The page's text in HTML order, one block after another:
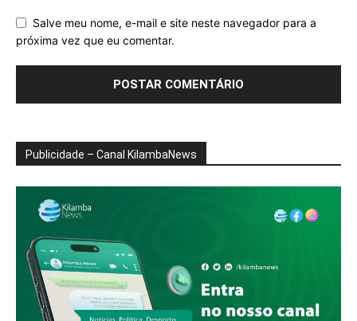
Salve meu nome, e-mail e site neste navegador para a
próxima vez que eu comentar.
Publicidade – Canal KilambaNews